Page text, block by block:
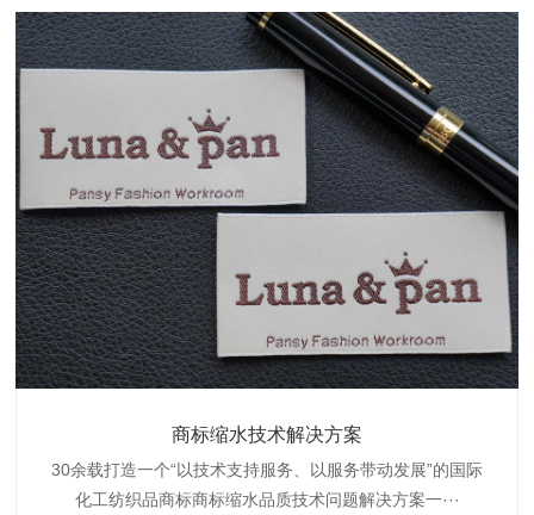
商标缩水技术解决方案
30余载打造一个“以技术支持服务、以服务带动发展”的国际
化工纺织品商标商标缩水品质技术问题解决方案一···
织带商标防水技术解决方案
博准公司专注于织带商标防水技术解决方案30余载,励志于
纺织品商标企业打造含油量超标品质技术问题解决方···
服装颜色不匀技术解决方案
博准是一家专注30余载设计研发织唛印唛商标、织带服装颜
色不匀品质技术问题解决方案一站式服务提供商,技···
纺织品阻燃母粒
博准致力于成为纺织品商标阻燃母粒剂,TF-W760,TF-W760
阻燃母粒剂加工定制服务实力提供商,···